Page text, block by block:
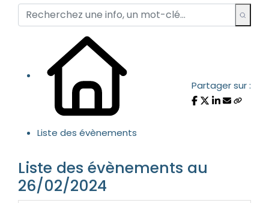
Liste des évènements
Partager sur :
Liste des évènements au
26/02/2024